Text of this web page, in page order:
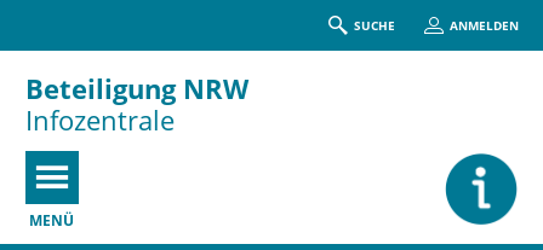
SUCHE ANMELDEN
Beteiligung NRW
Infozentrale
MENÜ